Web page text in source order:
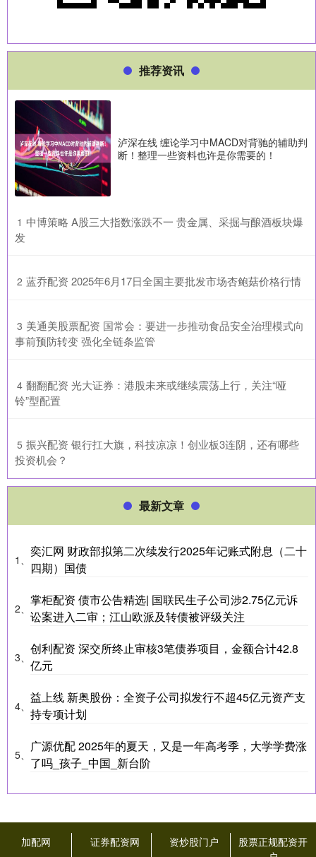
推荐资讯
泸深在线 缠论学习中MACD对背驰的辅助判
断！整理一些资料也许是你需要的！
1 ​中博策略 A股三大指数涨跌不一 贵金属、采掘与酿酒板块爆
发
2 ​蓝乔配资 2025年6月17日全国主要批发市场杏鲍菇价格行情
3 ​美通美股票配资 国常会：要进一步推动食品安全治理模式向
事前预防转变 强化全链条监管
4 ​翻翻配资 光大证券：港股未来或继续震荡上行，关注“哑
铃”型配置
5 ​振兴配资 银行扛大旗，科技凉凉！创业板3连阴，还有哪些
投资机会？
最新文章
1、
奕汇网 财政部拟第二次续发行2025年记账式附息（二十
四期）国债
2、
掌柜配资 债市公告精选| 国联民生子公司涉2.75亿元诉
讼案进入二审；江山欧派及转债被评级关注
3、
创利配资 深交所终止审核3笔债券项目，金额合计42.8
亿元
4、
益上线 新奥股份：全资子公司拟发行不超45亿元资产支
持专项计划
5、
广源优配 2025年的夏天，又是一年高考季，大学学费涨
了吗_孩子_中国_新台阶
加配网 证券配资网 资炒股门户
股票正规配资开